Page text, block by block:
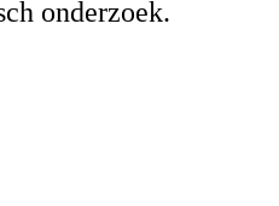
onderzoek.